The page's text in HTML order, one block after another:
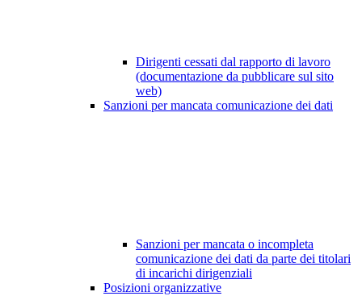
Dirigenti cessati dal rapporto di lavoro
(documentazione da pubblicare sul sito
web)
Sanzioni per mancata comunicazione dei dati
Sanzioni per mancata o incompleta
comunicazione dei dati da parte dei titolari
di incarichi dirigenziali
Posizioni organizzative